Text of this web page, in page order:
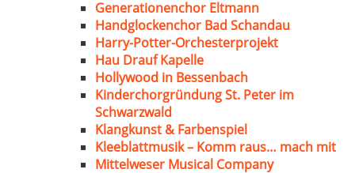
Generationenchor Eltmann
Handglockenchor Bad Schandau
Harry-Potter-Orchesterprojekt
Hau Drauf Kapelle
Hollywood in Bessenbach
Kinderchorgründung St. Peter im
Schwarzwald
Klangkunst & Farbenspiel
Kleeblattmusik – Komm raus… mach mit
Mittelweser Musical Company